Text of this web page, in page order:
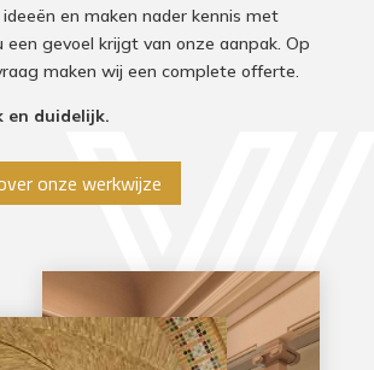
en maken nader kennis met
een gevoel krijgt van onze aanpak. Op
maken wij een complete offerte.
en duidelijk.
onze werkwijze